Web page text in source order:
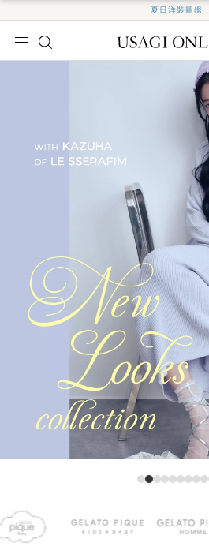
夏日洋裝圖鑑